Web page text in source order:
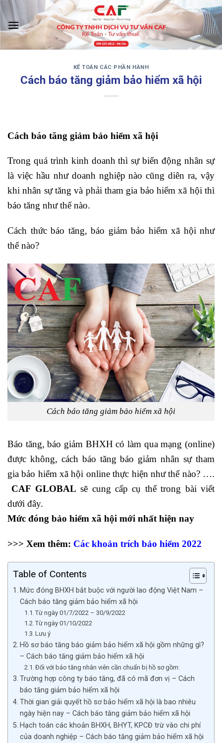
Skip
to
content
‹ ›
KẾ TOÁN CÁC PHẦN HÀNH
Cách báo tăng giảm bảo hiểm xã hội
Cách báo tăng giảm bảo hiểm xã hội
Trong quá trình kinh doanh thì sự biến động nhân sự
là việc hầu như doanh nghiệp nào cũng diên ra, vậy
khi nhân sự tăng và phải tham gia bảo hiểm xã hội thì
báo tăng như thế nào.
Cách thức báo tăng, báo giảm bảo hiểm xã hội như
thế nào?
Cách báo tăng giảm bảo hiểm xã hội
Báo tăng, báo giảm BHXH có làm qua mạng (online)
được không, cách báo tăng báo giảm nhân sự tham
gia bảo hiểm xã hội online thực hiện như thế nào? ….
CAF GLOBAL sẽ cung cấp cụ thể trong bài viết
dưới đây.
Mức đóng bảo hiểm xã hội mới nhất hiện nay
>>> Xem thêm: Các khoản trích bảo hiểm 2022
Table of Contents
Mức đóng BHXH bắt buộc với người lao động Việt Nam –
Cách báo tăng giảm bảo hiểm xã hội
Từ ngày 01/7/2022 – 30/9/2022
Từ ngày 01/10/2022
Lưu ý
Hồ sơ báo tăng báo giảm bảo hiểm xã hội gồm những gì?
– Cách báo tăng giảm bảo hiểm xã hội
Đối với báo tăng nhân viên cần chuẩn bị hồ sơ gồm:
Trường hợp công ty báo tăng, đã có mã đơn vị – Cách
báo tăng giảm bảo hiểm xã hội
Thời gian giải quyết hồ sơ bảo hiểm xã hội là bao nhiêu
ngày hiện nay – Cách báo tăng giảm bảo hiểm xã hội
Hạch toán các khoản BHXH, BHYT, KPCĐ trừ vào chi phí
của doanh nghiệp – Cách báo tăng giảm bảo hiểm xã hội